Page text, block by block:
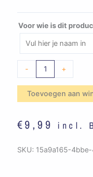
Voor wie is dit
-
Onderbouw
(geel)
aantal
+
Toevoegen aan
€9,99 incl.
SKU: 15a9a165-